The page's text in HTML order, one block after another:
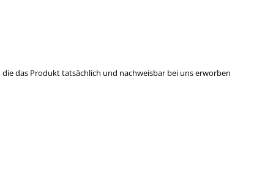
das Produkt tatsächlich und nachweisbar bei uns erworben